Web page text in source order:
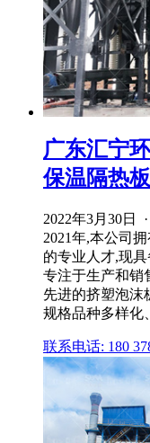
广东汇宁
保温隔热
2022年3月30日
2021年,本公司
的专业人才,现
专注于生产和销
先进的挤塑泡沫
规格品种多样化
联系电话: 180